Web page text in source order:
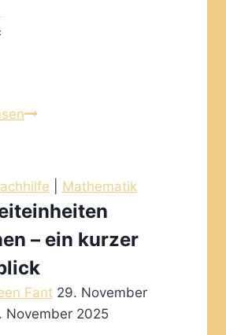
Brüche
und
Kürzen
Mathematik
– ein kurzer
Fant 29. November
November 2025